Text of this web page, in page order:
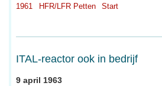
1961
HFR/LFR Petten Start
ITAL-reactor ook in bedrijf
9 april 1963